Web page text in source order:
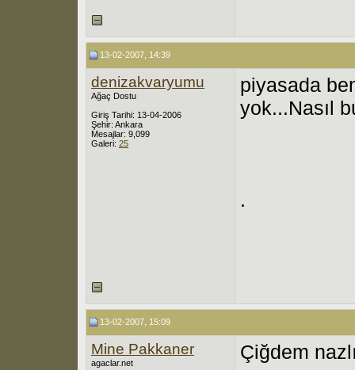
13-02-2007, 14:39
denizakvaryumu
Ağaç Dostu
Giriş Tarihi: 13-04-2006
Şehir: Ankara
Mesajlar: 9,099
Galeri: 25
piyasada
yok...Nasıl
.
13-02-2007, 15:09
Mine Pakkaner
agaclar.net Çiğdem